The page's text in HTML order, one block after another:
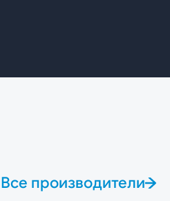
Все производители